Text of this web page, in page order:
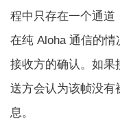
程中只存在一个通道
在纯 Aloha 通信的
接收方的确认。如果
送方会认为该帧没有
息。